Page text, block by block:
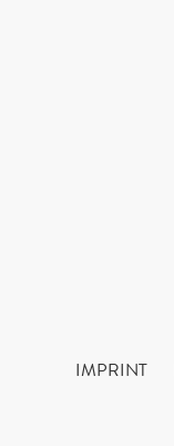
IMPRINT